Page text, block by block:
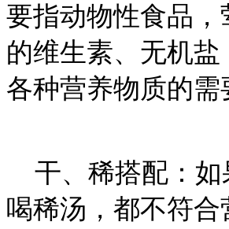
要指动物性食品
的维生素、无机
各种营养物质的需
干、稀搭配：如
喝稀汤，都不符